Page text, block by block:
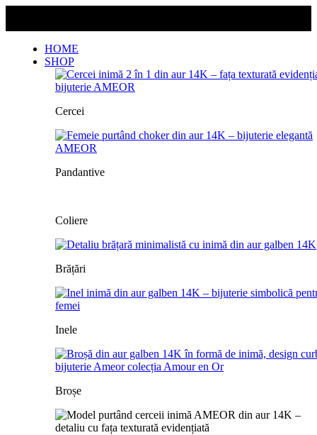
HOME
SHOP
Cercei
Pandantive
Coliere
Brățări
Inele
Broșe